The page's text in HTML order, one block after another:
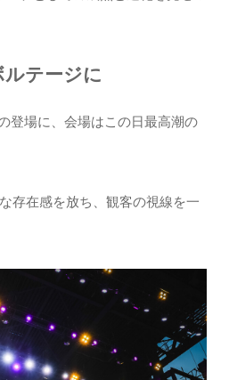
ルテージに
登場に、会場はこの日最高潮の
存在感を放ち、観客の視線を一